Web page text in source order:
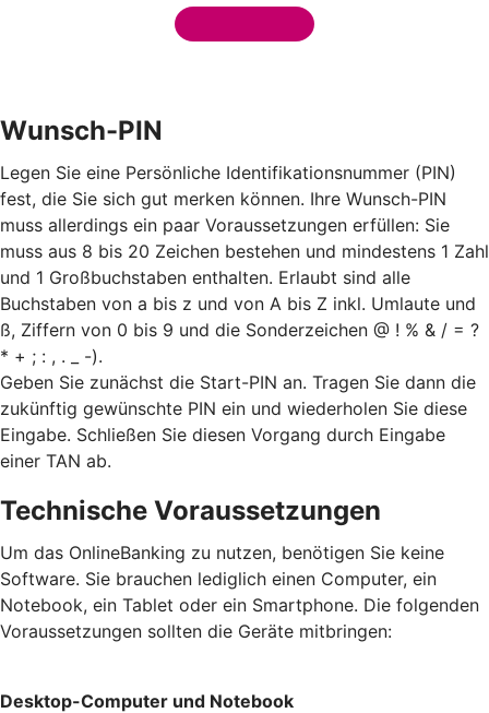
Wunsch-PIN
Legen Sie eine Persönliche Identifikationsnummer (PIN)
fest, die Sie sich gut merken können. Ihre Wunsch-PIN
muss allerdings ein paar Voraussetzungen erfüllen: Sie
muss aus 8 bis 20 Zeichen bestehen und mindestens 1 Zahl
und 1 Großbuchstaben enthalten. Erlaubt sind alle
Buchstaben von a bis z und von A bis Z inkl. Umlaute und
ß, Ziffern von 0 bis 9 und die Sonderzeichen @ ! % & / = ?
* + ; : , . _ -).
Geben Sie zunächst die Start-PIN an. Tragen Sie dann die
zukünftig gewünschte PIN ein und wiederholen Sie diese
Eingabe. Schließen Sie diesen Vorgang durch Eingabe
einer TAN ab.
Technische Voraussetzungen
Um das OnlineBanking zu nutzen, benötigen Sie keine
Software. Sie brauchen lediglich einen Computer, ein
Notebook, ein Tablet oder ein Smartphone. Die folgenden
Voraussetzungen sollten die Geräte mitbringen:
Desktop-Computer und Notebook